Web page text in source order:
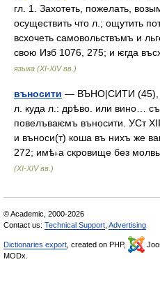
гл. 1. Захотеть, пожелать,
осуществить что л.; ощутить
всхочеть самовольствъмъ и
свою Изб 1076, 275; и ѥгда
языка (XI-XIV вв.)
въносити — ВЪНО|СИТИ (45),
л. куда л.: дрѣво. или вино…
повелъваѥмъ въносити. УСт
и въноси(т) коша въ нихъ же
272; имѣ˫а скровище без
(XI-XIV вв.)
© Academic, 2000-2026
Contact us: Technical Support Advertising
Dictionaries export , created on PHP,
MODx.